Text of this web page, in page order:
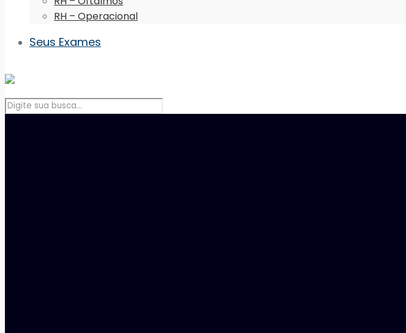
RH – Operacional
Seus Exames